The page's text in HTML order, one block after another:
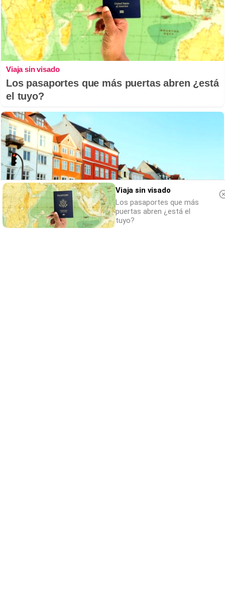
Viaja sin visado
Los pasaportes que más puertas abren ¿está
el tuyo?
Viaja sin visado
Los pasaportes que más
puertas abren ¿está el
tuyo?